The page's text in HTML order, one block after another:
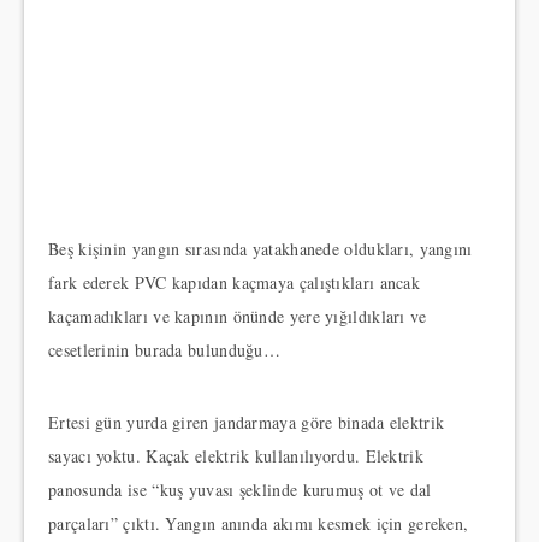
Beş kişinin yangın sırasında yatakhanede oldukları, yangını
fark ederek PVC kapıdan kaçmaya çalıştıkları ancak
kaçamadıkları ve kapının önünde yere yığıldıkları ve
cesetlerinin burada bulunduğu…
Ertesi gün yurda giren jandarmaya göre binada elektrik
sayacı yoktu. Kaçak elektrik kullanılıyordu. Elektrik
panosunda ise “kuş yuvası şeklinde kurumuş ot ve dal
parçaları” çıktı. Yangın anında akımı kesmek için gereken,